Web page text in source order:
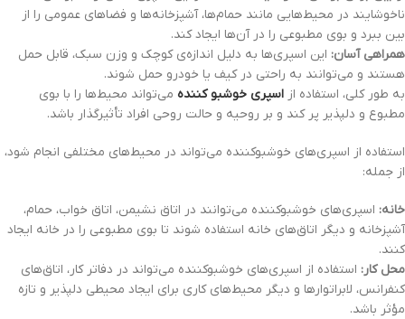
ناخوشایند در محیط‌هایی مانند حمام‌ها، آشپزخانه‌ها و فضاهای عمومی را از
بین ببرد و بوی مطبوعی را در آن‌ها ایجاد کند.
همراهی آسان: این اسپری‌ها به دلیل اندازه‌ی کوچک و وزن سبک، قابل حمل
هستند و می‌توانند به راحتی در کیف یا خودرو حمل شوند.
به طور کلی، استفاده از اسپری‌ خوشبو کننده می‌تواند محیط‌ها را با بوی
مطبوع و دلپذیر پر کند و بر روحیه و حالت روحی افراد تأثیرگذار باشد.
استفاده از اسپری‌های خوشبوکننده می‌تواند در محیط‌های مختلفی انجام شود،
از جمله:
خانه: اسپری‌های خوشبوکننده می‌توانند در اتاق نشیمن، اتاق خواب، حمام،
آشپزخانه و دیگر اتاق‌های خانه استفاده شوند تا بوی مطبوعی را در خانه ایجاد
کنند.
محل کار: استفاده از اسپری‌های خوشبوکننده می‌تواند در دفاتر کار، اتاق‌های
کنفرانس، لابراتوارها و دیگر محیط‌های کاری برای ایجاد محیطی دلپذیر و تازه
مؤثر باشد.